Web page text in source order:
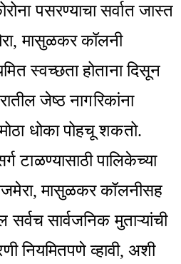
पसरण्याचा सर्वात जास्त
मासुळकर कॉलनी
स्वच्छता होताना दिसून
जेष्ठ नागरिकांना
धोका पोहचू शकतो.
टाळण्यासाठी पालिकेच्या
मासुळकर कॉलनीसह
सर्वच सार्वजनिक मुताऱ्यांची
नियमितपणे व्हावी, अशी